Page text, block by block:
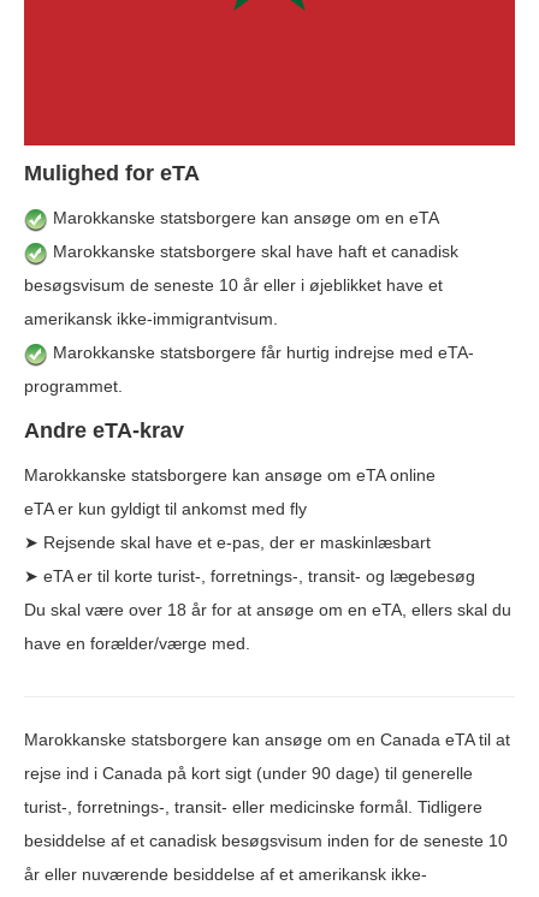
Mulighed for eTA
Marokkanske statsborgere kan ansøge om en eTA
Marokkanske statsborgere skal have haft et canadisk
besøgsvisum de seneste 10 år eller i øjeblikket have et
amerikansk ikke-immigrantvisum.
Marokkanske statsborgere får hurtig indrejse med eTA-
programmet.
Andre eTA-krav
Marokkanske statsborgere kan ansøge om eTA online
eTA er kun gyldigt til ankomst med fly
➤ Rejsende skal have et e-pas, der er maskinlæsbart
➤ eTA er til korte turist-, forretnings-, transit- og lægebesøg
Du skal være over 18 år for at ansøge om en eTA, ellers skal du
have en forælder/værge med.
Marokkanske statsborgere kan ansøge om en Canada eTA til at
rejse ind i Canada på kort sigt (under 90 dage) til generelle
turist-, forretnings-, transit- eller medicinske formål. Tidligere
besiddelse af et canadisk besøgsvisum inden for de seneste 10
år eller nuværende besiddelse af et amerikansk ikke-